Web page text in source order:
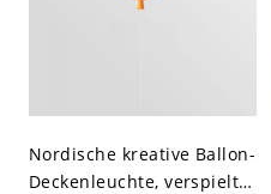
Nordische kreative Ballon-
Deckenleuchte, verspielte